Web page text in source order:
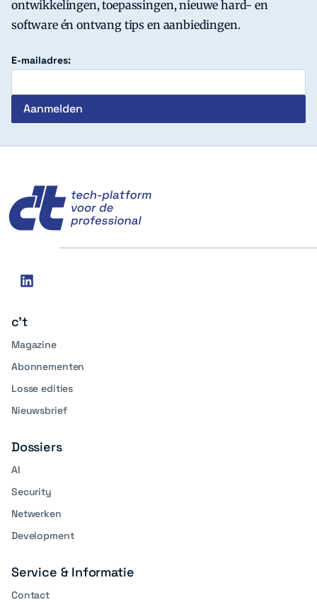
ontwikkelingen, toepassingen, nieuwe hard- en
software én ontvang tips en aanbiedingen.
E-mailadres:
Social
linkedin
c't
Magazine
Abonnementen
Losse edities
Nieuwsbrief
Dossiers
AI
Security
Netwerken
Development
Service & Informatie
Contact